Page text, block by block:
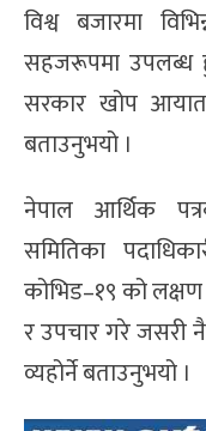
विश्व बजारमा
सहजरूपमा उपलब्ध
सरकार खोप
बताउनुभयो ।
नेपाल आर्थिक
समितिका
कोभिड–१९ को
र उपचार गरे जसरी
व्यहोर्ने बताउनुभयो ।